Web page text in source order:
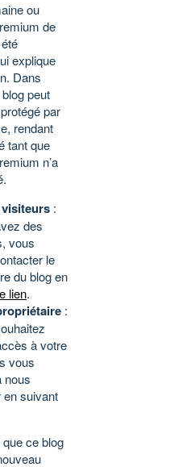
ou
de
explique
Dans
peut
par
rendant
tant que
n’a
:
des
vous
le
du blog en
lien.
:
à votre
vous
nous
suivant
ce blog